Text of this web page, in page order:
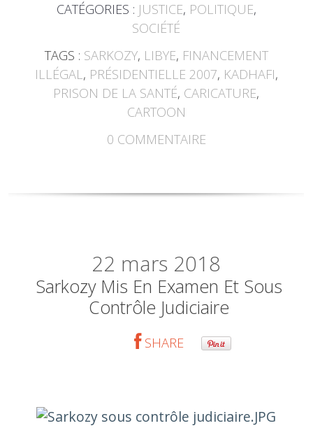
CATÉGORIES : JUSTICE, POLITIQUE,
SOCIÉTÉ
TAGS : SARKOZY, LIBYE, FINANCEMENT
ILLÉGAL, PRÉSIDENTIELLE 2007, KADHAFI,
PRISON DE LA SANTÉ, CARICATURE,
CARTOON
0 COMMENTAIRE
22 mars 2018
Sarkozy Mis En Examen Et Sous
Contrôle Judiciaire
SHARE